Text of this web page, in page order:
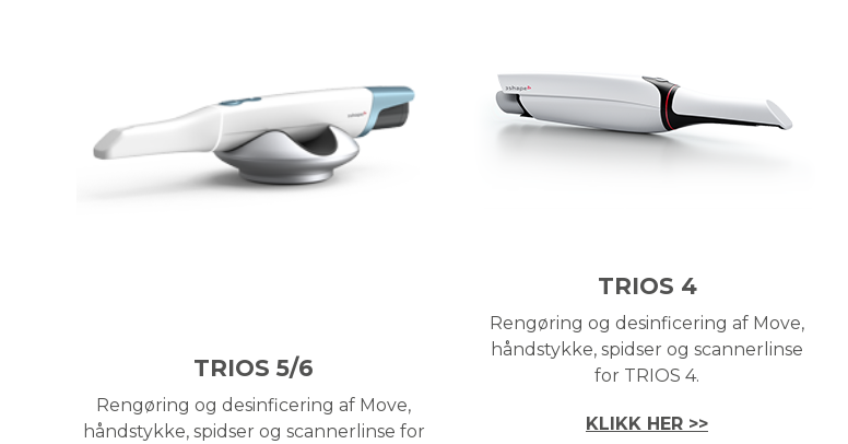
TRIOS 5/6
Rengøring og desinficering af Move,
håndstykke, spidser og scannerlinse for
TRIOS 4
Rengøring og desinficering af Move,
håndstykke, spidser og scannerlinse
for TRIOS 4.
KLIKK HER >>